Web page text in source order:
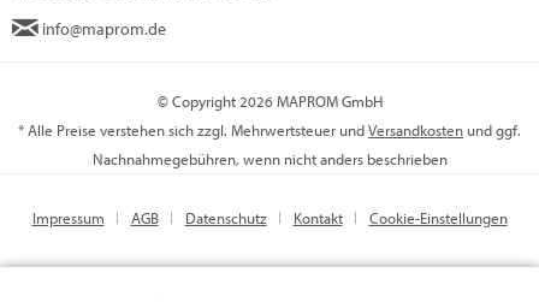
info@maprom.de
© Copyright 2026 MAPROM GmbH
* Alle Preise verstehen sich zzgl. Mehrwertsteuer undVersandkosten und ggf.
Nachnahmegebühren, wenn nicht anders beschrieben
Impressum AGB Datenschutz Kontakt Cookie-Einstellungen